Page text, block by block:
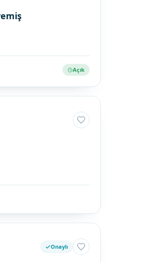
Açık
Onaylı